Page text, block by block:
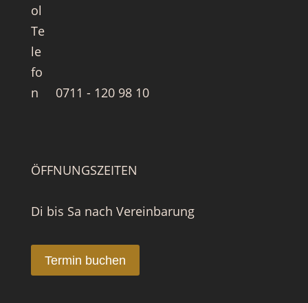
0711 - 120 98 10
ÖFFNUNGSZEITEN
Di bis Sa nach Vereinbarung
Termin buchen